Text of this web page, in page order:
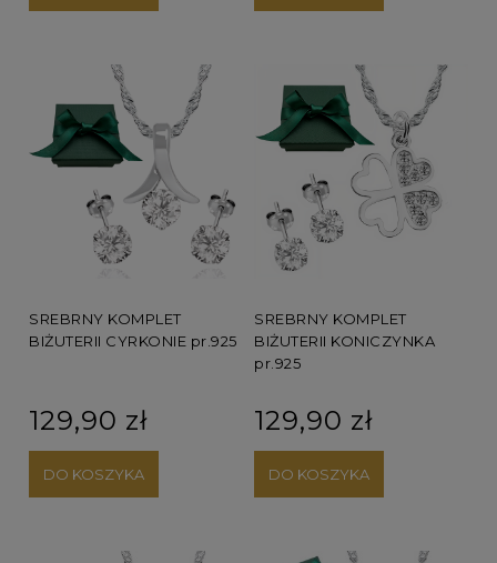
SREBRNY KOMPLET
BIŻUTERII CYRKONIE pr.925
129,90 zł
DO KOSZYKA
SREBRNY KOMPLET
BIŻUTERII KONICZYNKA
pr.925
129,90 zł
DO KOSZYKA